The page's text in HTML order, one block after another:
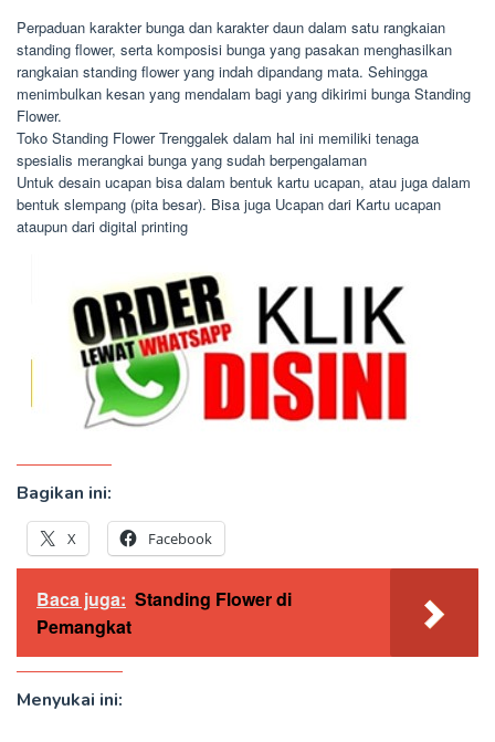
Perpaduan karakter bunga dan karakter daun dalam satu rangkaian
standing flower, serta komposisi bunga yang pasakan menghasilkan
rangkaian standing flower yang indah dipandang mata. Sehingga
menimbulkan kesan yang mendalam bagi yang dikirimi bunga Standing
Flower.
Toko Standing Flower Trenggalek dalam hal ini memiliki tenaga
spesialis merangkai bunga yang sudah berpengalaman
Untuk desain ucapan bisa dalam bentuk kartu ucapan, atau juga dalam
bentuk slempang (pita besar). Bisa juga Ucapan dari Kartu ucapan
ataupun dari digital printing
Bagikan ini:
X Facebook
Baca juga: Standing Flower di
Pemangkat
Menyukai ini: